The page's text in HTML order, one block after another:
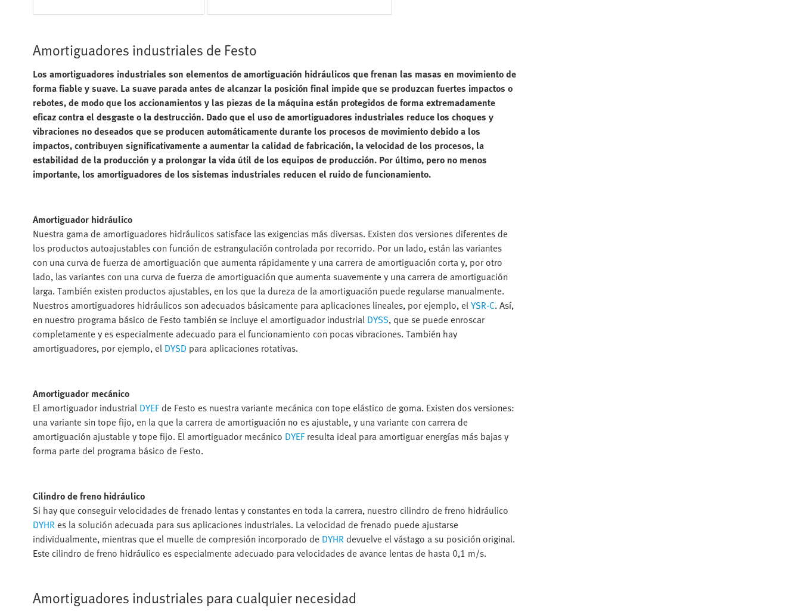
Amortiguadores industriales de Festo
Los amortiguadores industriales son elementos de amortiguación hidráulicos que frenan las masas en movimiento de
forma fiable y suave. La suave parada antes de alcanzar la posición final impide que se produzcan fuertes impactos o
rebotes, de modo que los accionamientos y las piezas de la máquina están protegidos de forma extremadamente
eficaz contra el desgaste o la destrucción. Dado que el uso de amortiguadores industriales reduce los choques y
vibraciones no deseados que se producen automáticamente durante los procesos de movimiento debido a los
impactos, contribuyen significativamente a aumentar la calidad de fabricación, la velocidad de los procesos, la
estabilidad de la producción y a prolongar la vida útil de los equipos de producción. Por último, pero no menos
importante, los amortiguadores de los sistemas industriales reducen el ruido de funcionamiento.
Amortiguador hidráulico
Nuestra gama de amortiguadores hidráulicos satisface las exigencias más diversas. Existen dos versiones diferentes de
los productos autoajustables con función de estrangulación controlada por recorrido. Por un lado, están las variantes
con una curva de fuerza de amortiguación que aumenta rápidamente y una carrera de amortiguación corta y, por otro
lado, las variantes con una curva de fuerza de amortiguación que aumenta suavemente y una carrera de amortiguación
larga. También existen productos ajustables, en los que la dureza de la amortiguación puede regularse manualmente.
Nuestros amortiguadores hidráulicos son adecuados básicamente para aplicaciones lineales, por ejemplo, elYSR-C. Así,
en nuestro programa básico de Festo también se incluye el amortiguador industrial DYSS, que se puede enroscar
completamente y es especialmente adecuado para el funcionamiento con pocas vibraciones. También hay
amortiguadores, por ejemplo, el DYSD para aplicaciones rotativas.
Amortiguador mecánico
El amortiguador industrial DYEFde Festo es nuestra variante mecánica con tope elástico de goma. Existen dos versiones:
una variante sin tope fijo, en la que la carrera de amortiguación no es ajustable, y una variante con carrera de
amortiguación ajustable y tope fijo. El amortiguador mecánico DYEFresulta ideal para amortiguar energías más bajas y
forma parte del programa básico de Festo.
Cilindro de freno hidráulico
Si hay que conseguir velocidades de frenado lentas y constantes en toda la carrera, nuestro cilindro de freno hidráulico
DYHRes la solución adecuada para sus aplicaciones industriales. La velocidad de frenado puede ajustarse
individualmente, mientras que el muelle de compresión incorporado de DYHRdevuelve el vástago a su posición original.
Este cilindro de freno hidráulico es especialmente adecuado para velocidades de avance lentas de hasta 0,1 m/s.
Amortiguadores industriales para cualquier necesidad